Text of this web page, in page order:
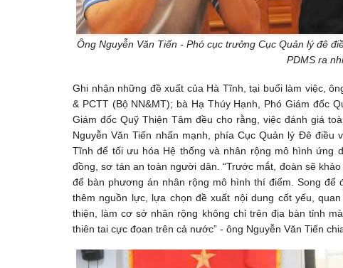
Ông Nguyễn Văn Tiến - Phó cục trưởng Cục Quản lý đê
PDMS ra
Ghi nhận những đề xuất của Hà Tĩnh, tại buổi làm việc,
& PCTT (Bộ NN&MT); bà Hạ Thúy Hạnh, Phó Giám đốc
Giám đốc Quỹ Thiện Tâm đều cho rằng, việc đánh giá
Nguyễn Văn Tiến nhấn mạnh, phía Cục Quản lý Đê điều
Tĩnh để tối ưu hóa Hệ thống và nhân rộng mô hình ứng
đồng, sơ tán an toàn người dân. “Trước mắt, đoàn sẽ
để bàn phương án nhân rộng mô hình thí điểm. Song
thêm nguồn lực, lựa chọn đề xuất nội dung cốt yếu,
thiện, làm cơ sở nhân rộng không chỉ trên địa bàn tỉnh
thiên tai cực đoan trên cả nước” - ông Nguyễn Văn Tiến